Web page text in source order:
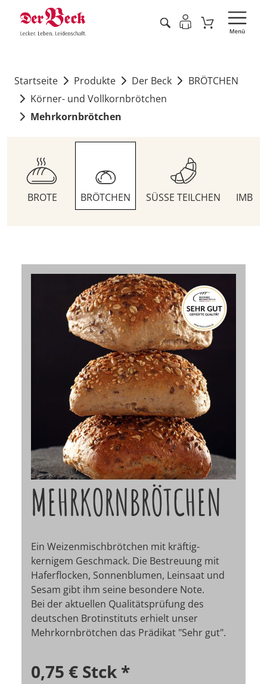
Startseite Produkte Der Beck
BRÖTCHEN
Körner- und Vollkornbrötchen
Mehrkornbrötchen
BROTE BRÖTCHEN SÜSSE TEILCHEN
MEHRKORNBRÖTCHEN
Ein Weizenmischbrötchen mit kräftig-
kernigem Geschmack. Die Bestreuung mit
Haferflocken, Sonnenblumen, Leinsaat und
Sesam gibt ihm seine besondere Note.
Bei der aktuellen Qualitätsprüfung des
deutschen Brotinstituts erhielt unser
Mehrkornbrötchen das Prädikat "Sehr gut".
0,75 € Stck *